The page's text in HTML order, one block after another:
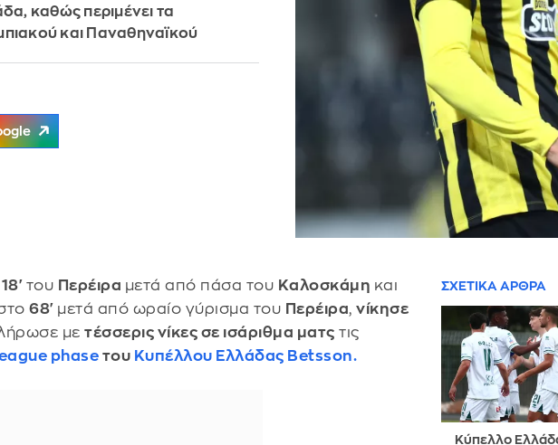
καθώς περιμένει τα
και Παναθηναϊκού
18' του Περέιρα μετά από πάσα του Καλοσκάμη και
68' μετά από ωραίο γύρισμα του Περέιρα,νίκησε
μετέσσερις νίκες σε ισάριθμα ματς τις
phase του Κυπέλλου Ελλάδας Betsson.
ΣΧΕΤΙΚΑ ΑΡΘΡΑ
Κύπελλο